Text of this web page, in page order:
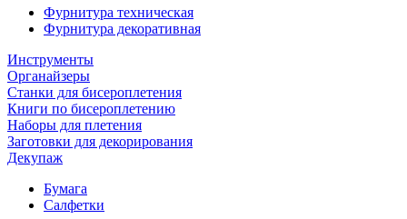
Фурнитура техническая
Фурнитура декоративная
Инструменты
Органайзеры
Станки для бисероплетения
Книги по бисероплетению
Наборы для плетения
Заготовки для декорирования
Декупаж
Бумага
Салфетки